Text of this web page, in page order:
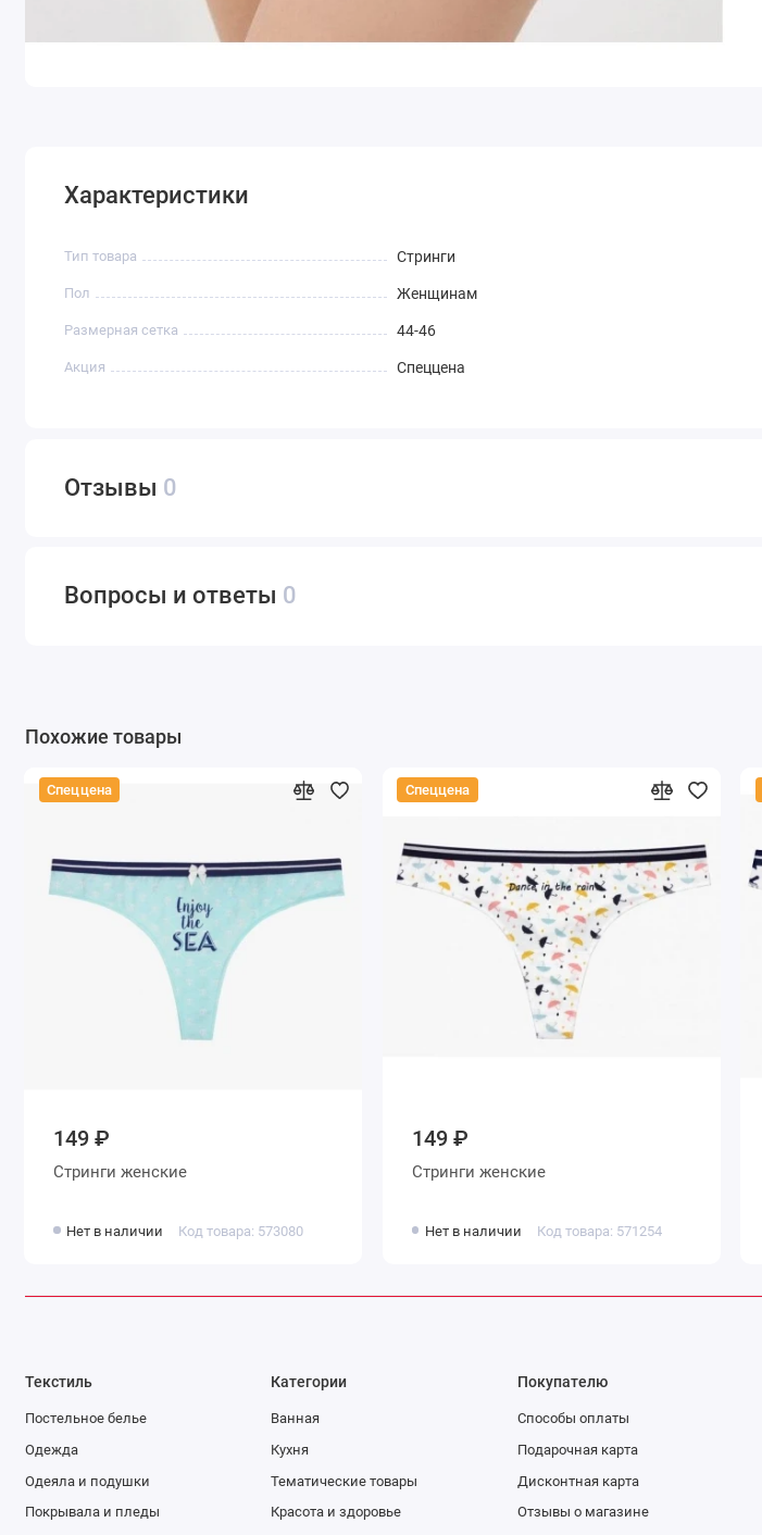
Характеристики
Тип товара Стринги
Пол Женщинам
Размерная сетка 44-46
Акция Спеццена
Отзывы 0
Вопросы и ответы 0
Похожие товары
Спеццена
149 ₽
Стринги женские
Нет в наличии Код товара: 573080
Спеццена
149 ₽
Стринги женские
Нет в наличии Код товара: 571254
Текстиль
Постельное белье
Одежда
Одеяла и подушки
Покрывала и пледы
Категории
Ванная
Кухня
Тематические товары
Красота и здоровье
Покупателю
Способы оплаты
Подарочная карта
Дисконтная карта
Отзывы о магазине